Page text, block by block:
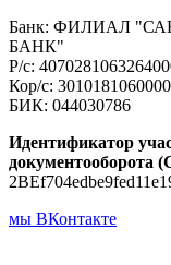
Банк: ФИЛИАЛ
БАНК"
Р/с:
Кор/с:
БИК: 044030786
Идентификатор
документооборота
мы ВКонтакте